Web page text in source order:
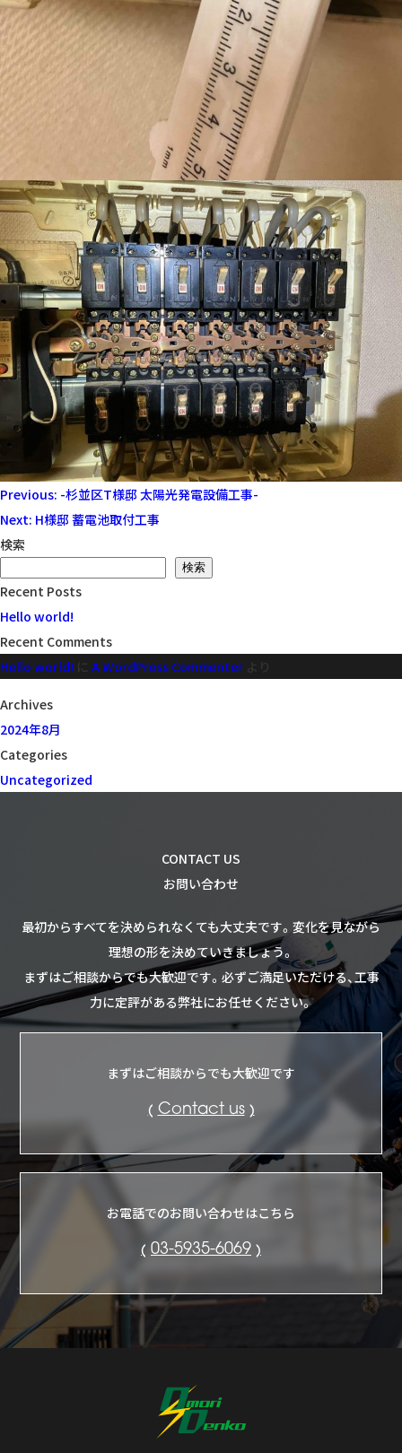
お問い合わせ
投
稿
ナ
ゲ
ー
シ
ョ
Previous: -杉並区T様邸 太陽光発電設備工事-
Next: H様邸 蓄電池取付工事
検索
検索
Recent Posts
Hello world!
Recent Comments
Hello world! に A WordPress Commenter より
Archives
2024年8月
Categories
Uncategorized
CONTACT US
お問い合わせ
最初からすべてを決められなくても大丈夫です。 変化を見ながら
理想の形を決めていきましょう。
まずはご相談からでも大歓迎です。 必ずご満足いただける、工事
力に定評がある弊社にお任せください。
まずはご相談からでも大歓迎です
Contact us
お電話でのお問い合わせはこちら
03-5935-6069